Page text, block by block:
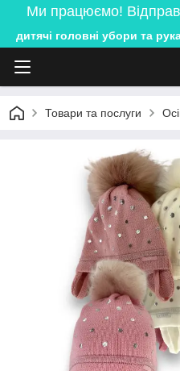
Ми працюємо!
дитячі головні убори та
Товари та послуги